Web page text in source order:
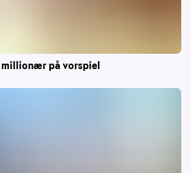
på vorspiel